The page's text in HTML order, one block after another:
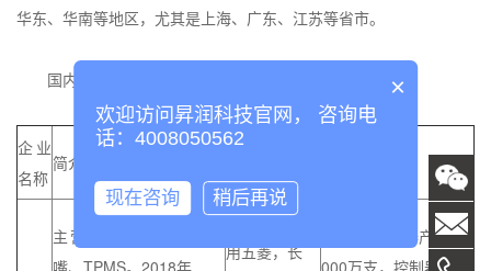
华东、华南等地区，尤其是上海、广东、江苏等省市。
国内主要TPMS厂商介绍
企业
名称
简介
主营汽车排气管、气门
吉利，上汽通
用五菱，长
2018年发射器产能是1
×
欢迎访问昇润科技官网， 咨询电
话：4008050562
现在咨询 稍后再说